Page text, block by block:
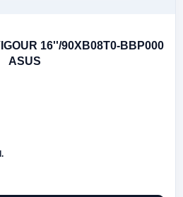
16''/90XB08T0-BBP000
ASUS